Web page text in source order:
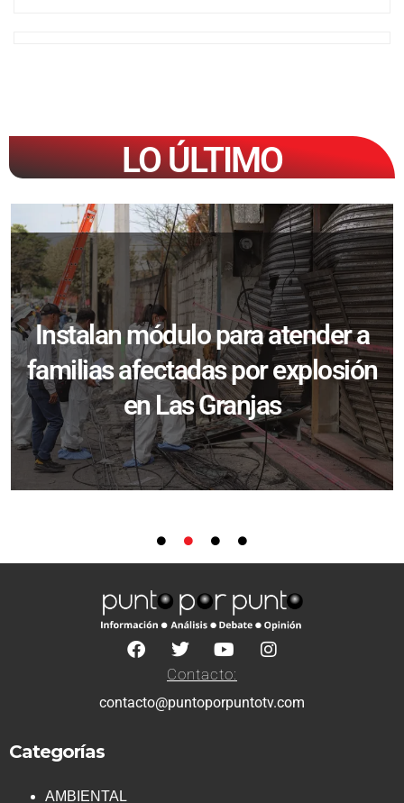
LO ÚLTIMO
Instalan módulo para atender a
familias afectadas por explosión
en Las Granjas
Contacto:
contacto@puntoporpuntotv.com
Categorías
AMBIENTAL